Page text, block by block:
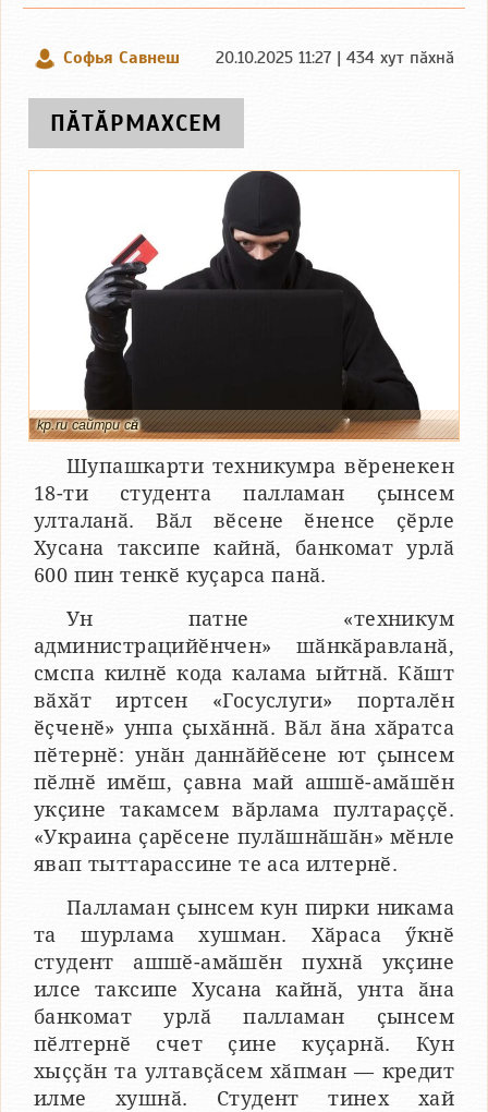
Софья Савнеш 20.10.2025 11:27 | 434 хут пӑхнӑ
ПӐТӐРМАХСЕМ
kp.ru сайтри сӑн
Шупашкарти техникумра вӗренекен
18-ти студента палламан ҫынсем
улталанӑ. Вӑл вӗсене ӗненсе ҫӗрле
Хусана таксипе кайнӑ, банкомат урлӑ
600 пин тенкӗ куҫарса панӑ.
Ун патне «техникум
администрацийӗнчен» шӑнкӑравланӑ,
смспа килнӗ кода калама ыйтнӑ. Кӑшт
вӑхӑт иртсен «Госуслуги» порталӗн
ӗҫченӗ» унпа ҫыхӑннӑ. Вӑл ӑна хӑратса
пӗтернӗ: унӑн даннӑйӗсене ют ҫынсем
пӗлнӗ имӗш, ҫавна май ашшӗ-амӑшӗн
укҫине такамсем вӑрлама пултараҫҫӗ.
«Украина ҫарӗсене пулӑшнӑшӑн» мӗнле
явап тыттарассине те аса илтернӗ.
Палламан ҫынсем кун пирки никама
та шурлама хушман. Хӑраса ӳкнӗ
студент ашшӗ-амӑшӗн пухнӑ укҫине
илсе таксипе Хусана кайнӑ, унта ӑна
банкомат урлӑ палламан ҫынсем
пӗлтернӗ счет ҫине куҫарнӑ. Кун
хыҫҫӑн та ултавҫӑсем хӑпман — кредит
илме хушнӑ. Студент тинех хай